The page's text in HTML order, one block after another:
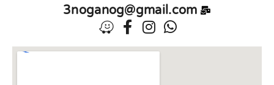
3noganog@gmail.com